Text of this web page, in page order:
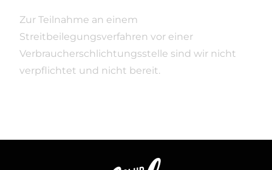
Zur Teilnahme an einem
Streitbeilegungsverfahren vor einer
Verbraucherschlichtungsstelle sind wir nicht
verpflichtet und nicht bereit.